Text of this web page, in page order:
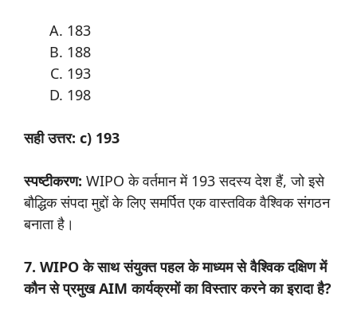
183
188
193
198
सही उत्तर: c) 193
स्पष्टीकरण: WIPO के वर्तमान में 193 सदस्य देश हैं, जो इसे
बौद्धिक संपदा मुद्दों के लिए समर्पित एक वास्तविक वैश्विक संगठन
बनाता है।
7. WIPO के साथ संयुक्त पहल के माध्यम से वैश्विक दक्षिण में
कौन से प्रमुख AIM कार्यक्रमों का विस्तार करने का इरादा है?